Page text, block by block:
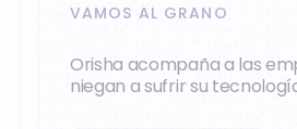
VAMOS AL GRANO
Orisha acompaña a las
niegan a sufrir su